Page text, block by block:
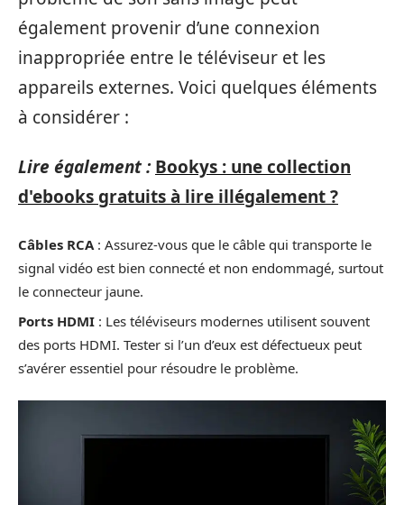
également provenir d’une connexion
inappropriée entre le téléviseur et les
appareils externes. Voici quelques éléments
à considérer :
Lire également : Bookys : une collection
d'ebooks gratuits à lire illégalement ?
Câbles RCA : Assurez-vous que le câble qui transporte le
signal vidéo est bien connecté et non endommagé, surtout
le connecteur jaune.
Ports HDMI : Les téléviseurs modernes utilisent souvent
des ports HDMI. Tester si l’un d’eux est défectueux peut
s’avérer essentiel pour résoudre le problème.